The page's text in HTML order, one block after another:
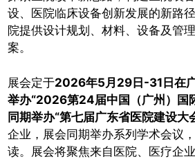
设、医院临床设备创新发展的新路
院提供设计规划、材料、设备及管
案。
展会定于2026年5月29日-31日在
举办“2026第24届中国（广州）国
同期举办“第七届广东省医院建设大
企业，展会同期举办系列学术会议
读。展会将聚焦来自医院、医疗企